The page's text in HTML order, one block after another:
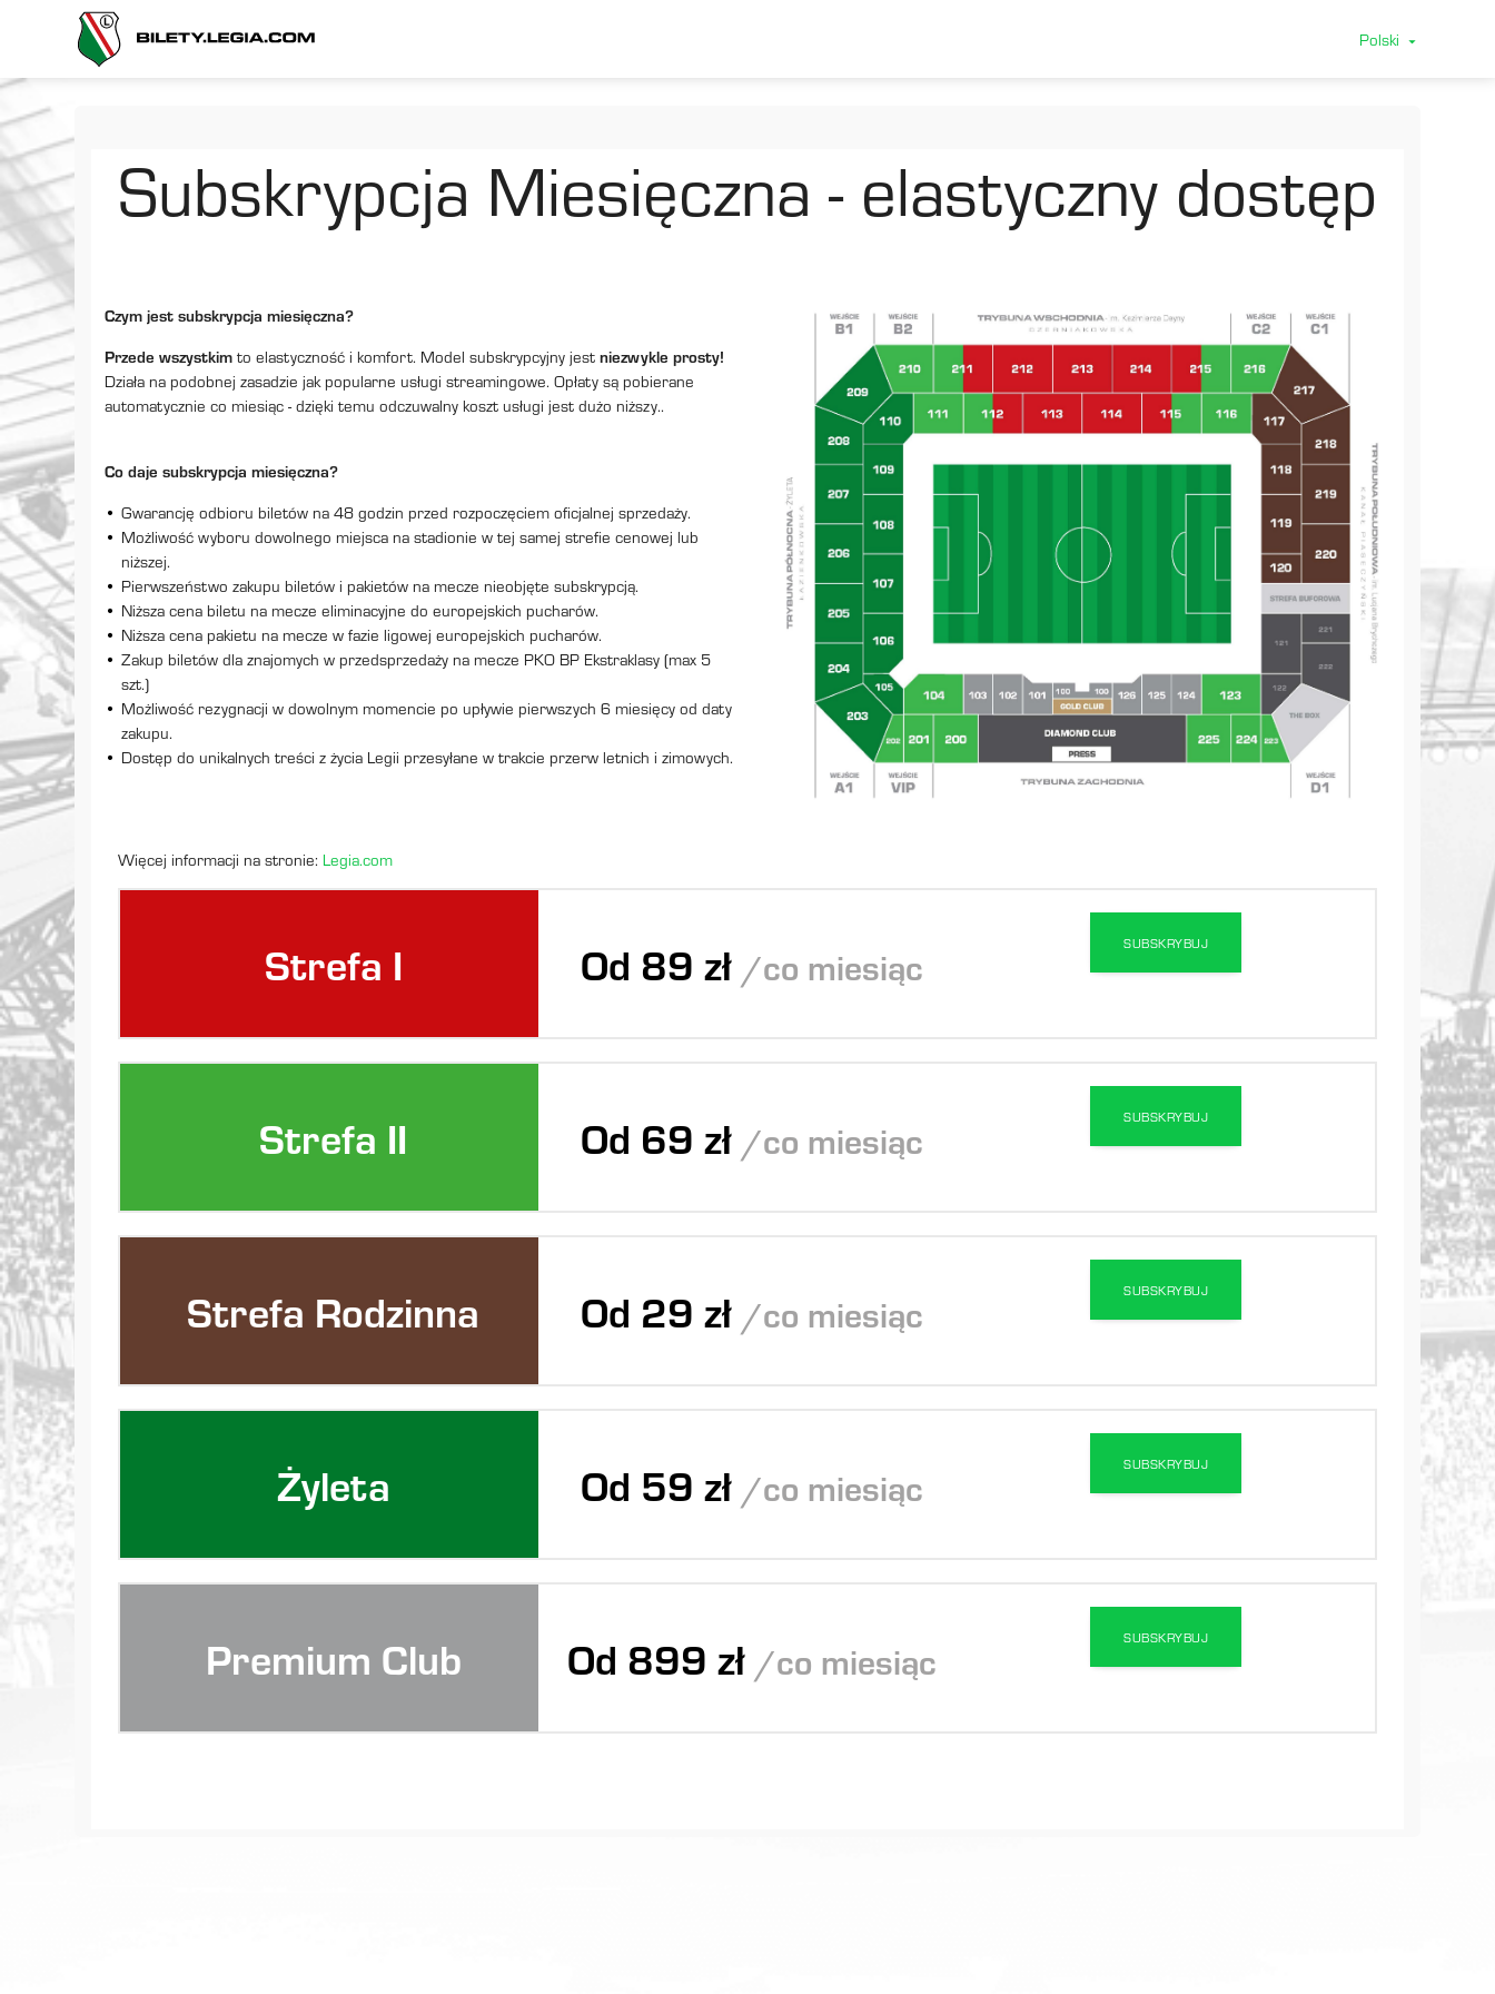
Polski arrow_drop_down
Subskrypcja Miesięczna - elastyczny dostęp
Czym jest subskrypcja miesięczna?
Przede wszystkimto elastyczność i komfort. Model subskrypcyjny jest niezwykle prosty!
Działa na podobnej zasadzie jak popularne usługi streamingowe. Opłaty są pobierane
automatycznie co miesiąc - dzięki temu odczuwalny koszt usługi jest dużo niższy..
Co daje subskrypcja miesięczna?
Gwarancję odbioru biletów na 48 godzin przed rozpoczęciem oficjalnej sprzedaży.
Możliwość wyboru dowolnego miejsca na stadionie w tej samej strefie cenowej lub
niższej.
Pierwszeństwo zakupu biletów i pakietów na mecze nieobjęte subskrypcją.
Niższa cena biletu na mecze eliminacyjne do europejskich pucharów.
Niższa cena pakietu na mecze w fazie ligowej europejskich pucharów.
Zakup biletów dla znajomych w przedsprzedaży na mecze PKO BP Ekstraklasy (max 5
szt.)
Możliwość rezygnacji w dowolnym momencie po upływie pierwszych 6 miesięcy od daty
zakupu.
Dostęp do unikalnych treści z życia Legii przesyłane w trakcie przerw letnich i zimowych.
Więcej informacji na stronie: Legia.com
Strefa I Od 89 zł /co miesiąc SUBSKRYBUJ
Strefa II Od 69 zł /co miesiąc SUBSKRYBUJ
Strefa Rodzinna Od 29 zł /co miesiąc SUBSKRYBUJ
Żyleta Od 59 zł /co miesiąc SUBSKRYBUJ
Premium Club Od 899 zł /co miesiąc SUBSKRYBUJ